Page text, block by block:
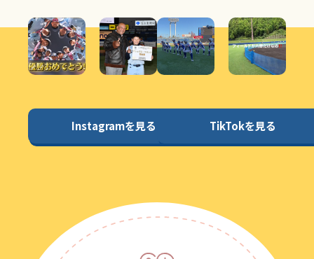
Instagramを見る TikTokを見る